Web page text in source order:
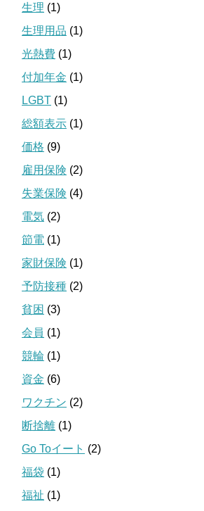
生理 (1)
生理用品 (1)
光熱費 (1)
付加年金 (1)
LGBT (1)
総額表示 (1)
価格 (9)
雇用保険 (2)
失業保険 (4)
電気 (2)
節電 (1)
家財保険 (1)
予防接種 (2)
貧困 (3)
会員 (1)
競輪 (1)
資金 (6)
ワクチン (2)
断捨離 (1)
Go Toイート (2)
福袋 (1)
福祉 (1)